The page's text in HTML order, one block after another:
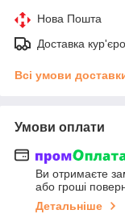
Нова Пошта
Доставка
Всі умови
Умови оплати
Ви отримаєте
або гроші
Детальніше